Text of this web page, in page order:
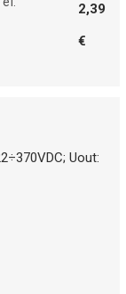
2,39
€
Uout: